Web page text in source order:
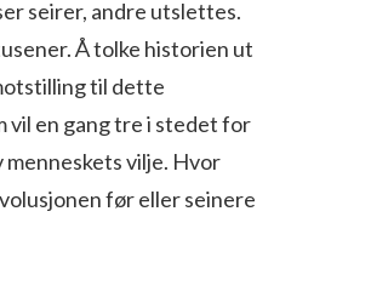
seirer, andre utslettes.
Å tolke historien ut
til dette
vil en gang tre i stedet for
vilje. Hvor
før eller seinere